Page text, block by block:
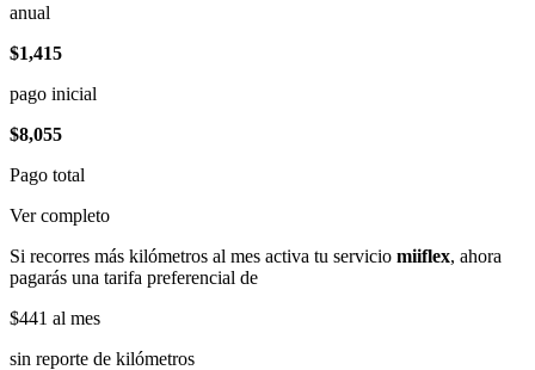
anual
$1,415
pago inicial
$8,055
Pago total
Ver completo
Si recorres más kilómetros al mes activa tu servicio miiflex, ahora
pagarás una tarifa preferencial de
$441 al mes
sin reporte de kilómetros